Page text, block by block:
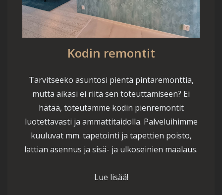
Kodin remontit
Tarvitseeko asuntosi pientä pintaremonttia,
mutta aikasi ei riitä sen toteuttamiseen? Ei
hätää, toteutamme kodin pienremontit
luotettavasti ja ammattitaidolla. Palveluihimme
kuuluvat mm. tapetointi ja tapettien poisto,
lattian asennus ja sisä- ja ulkoseinien maalaus.
Lue lisää!